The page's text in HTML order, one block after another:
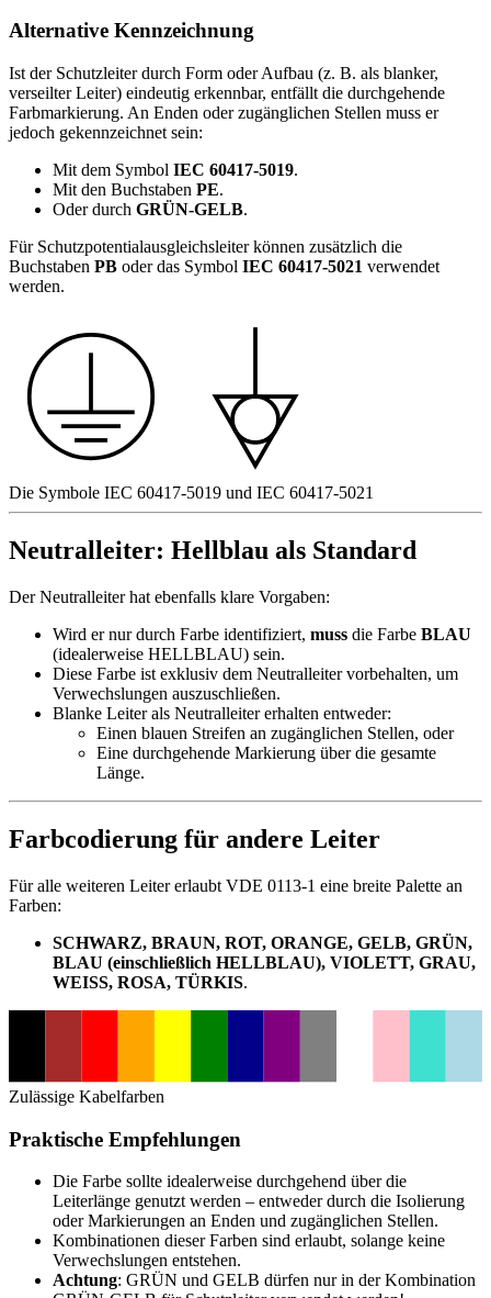
Alternative Kennzeichnung
Ist der Schutzleiter durch Form oder Aufbau (z. B. als blanker,
verseilter Leiter) eindeutig erkennbar, entfällt die durchgehende
Farbmarkierung. An Enden oder zugänglichen Stellen muss er
jedoch gekennzeichnet sein:
Mit dem Symbol IEC 60417-5019.
Mit den Buchstaben PE.
Oder durch GRÜN-GELB.
Für Schutzpotentialausgleichsleiter können zusätzlich die
Buchstaben PB oder das Symbol IEC 60417-5021 verwendet
werden.
Die Symbole IEC 60417-5019 und IEC 60417-5021
Neutralleiter: Hellblau als Standard
Der Neutralleiter hat ebenfalls klare Vorgaben:
Wird er nur durch Farbe identifiziert, muss die Farbe BLAU
(idealerweise HELLBLAU) sein.
Diese Farbe ist exklusiv dem Neutralleiter vorbehalten, um
Verwechslungen auszuschließen.
Blanke Leiter als Neutralleiter erhalten entweder:
Einen blauen Streifen an zugänglichen Stellen, oder
Eine durchgehende Markierung über die gesamte
Länge.
Farbcodierung für andere Leiter
Für alle weiteren Leiter erlaubt VDE 0113-1 eine breite Palette an
Farben:
SCHWARZ, BRAUN, ROT, ORANGE, GELB, GRÜN,
BLAU (einschließlich HELLBLAU), VIOLETT, GRAU,
WEISS, ROSA, TÜRKIS.
Zulässige Kabelfarben
Praktische Empfehlungen
Die Farbe sollte idealerweise durchgehend über die
Leiterlänge genutzt werden – entweder durch die Isolierung
oder Markierungen an Enden und zugänglichen Stellen.
Kombinationen dieser Farben sind erlaubt, solange keine
Verwechslungen entstehen.
Achtung: GRÜN und GELB dürfen nur in der Kombination